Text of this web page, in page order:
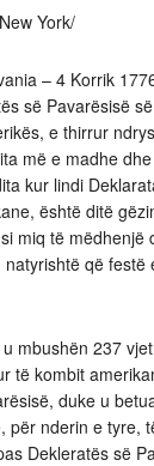
York/
– 4 Korrik
së Pavarësisë
e thirrur
më e madhe
kur lindi
është ditë
miq të mëdhenjë
që festë
mbushën 237
të kombit
duke u
për nderin e tyre,
Dekleratës së